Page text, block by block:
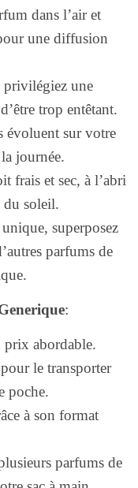
dans l’air et
une diffusion
privilégiez une
trop entêtant.
évoluent sur votre
journée.
frais et sec, à l’abri
du soleil.
superposez
parfums de
:
abordable.
le transporter
poche.
à son format
parfums de